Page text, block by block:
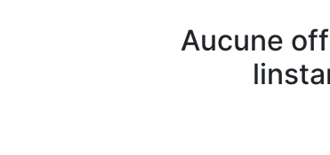
Aucune